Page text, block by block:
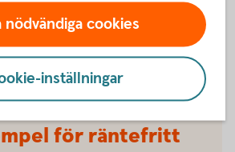
och få nya lån. För stöd,
och skuldrådgivningen i din kommun.
påkonsumentverket.se
för räntefritt
nödvändiga cookies
inställningar